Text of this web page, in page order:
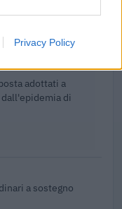
Privacy Policy
adottati a
di
a sostegno